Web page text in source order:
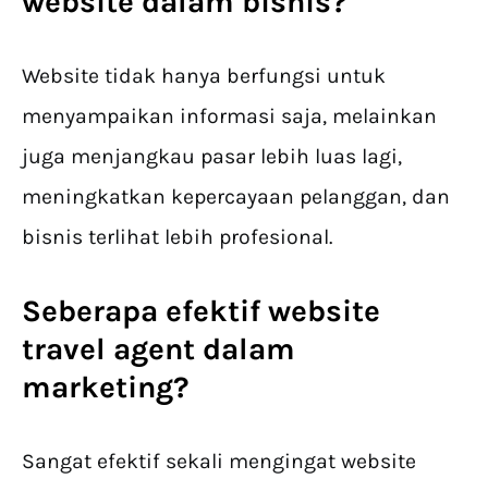
Website tidak hanya berfungsi untuk
menyampaikan informasi saja, melainkan
juga menjangkau pasar lebih luas lagi,
meningkatkan kepercayaan pelanggan, dan
bisnis terlihat lebih profesional.
Seberapa efektif website
travel agent dalam
marketing?
Sangat efektif sekali mengingat website